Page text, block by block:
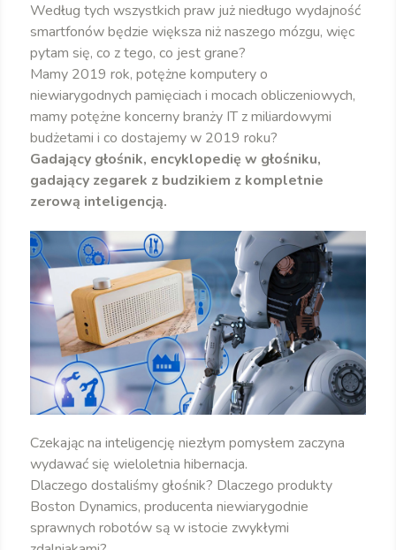
Według tych wszystkich praw już niedługo wydajność
smartfonów będzie większa niż naszego mózgu, więc
pytam się, co z tego, co jest grane?
Mamy 2019 rok, potężne komputery o
niewiarygodnych pamięciach i mocach obliczeniowych,
mamy potężne koncerny branży IT z miliardowymi
budżetami i co dostajemy w 2019 roku?
Gadający głośnik, encyklopedię w głośniku,
gadający zegarek z budzikiem z kompletnie
zerową inteligencją.
Czekając na inteligencję niezłym pomysłem zaczyna
wydawać się wieloletnia hibernacja.
Dlaczego dostaliśmy głośnik? Dlaczego produkty
Boston Dynamics, producenta niewiarygodnie
sprawnych robotów są w istocie zwykłymi